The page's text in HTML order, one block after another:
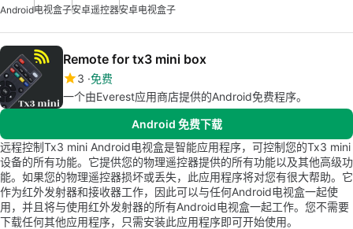
Android电视盒子安卓遥控器安卓电视盒子
Remote for tx3 mini box
3 免费
一个由Everest应用商店提供的Android免费程序。
Android 免费下载
远程控制Tx3 mini Android电视盒是智能应用程序，可控制您的Tx3 mini
设备的所有功能。它提供您的物理遥控器提供的所有功能以及其他高级功
能。如果您的物理遥控器损坏或丢失，此应用程序将对您有很大帮助。它
作为红外发射器和接收器工作，因此可以与任何Android电视盒一起使
用，并且将与使用红外发射器的所有Android电视盒一起工作。您不需要
下载任何其他应用程序，只需安装此应用程序即可开始使用。